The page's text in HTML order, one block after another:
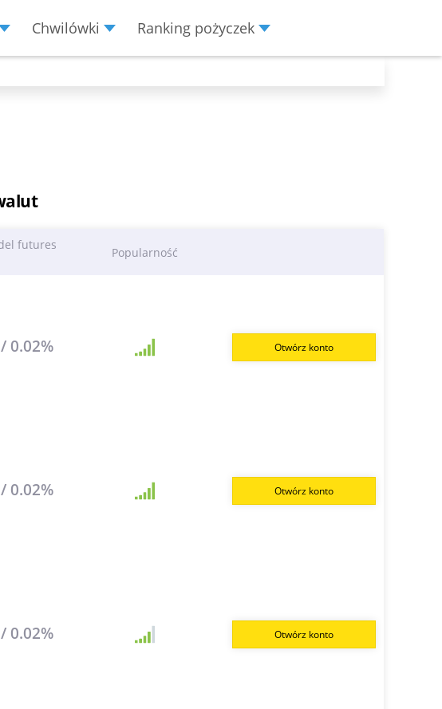
Chwilówki Ranking pożyczek
futures
Popularność
0.02% Otwórz konto
0.02% Otwórz konto
0.02% Otwórz konto